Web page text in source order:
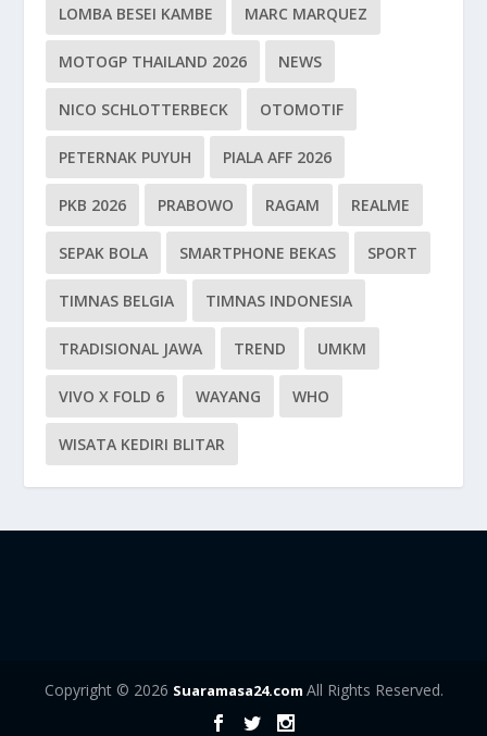
LOMBA BESEI KAMBE MARC MARQUEZ
MOTOGP THAILAND 2026 NEWS
NICO SCHLOTTERBECK OTOMOTIF
PETERNAK PUYUH PIALA AFF 2026
PKB 2026 PRABOWO RAGAM REALME
SEPAK BOLA SMARTPHONE BEKAS SPORT
TIMNAS BELGIA TIMNAS INDONESIA
TRADISIONAL JAWA TREND UMKM
VIVO X FOLD 6 WAYANG WHO
WISATA KEDIRI BLITAR
Copyright © 2026 Suaramasa24.com All Rights Reserved.